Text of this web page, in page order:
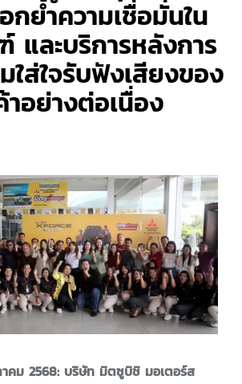
กย้ำความเชื่อมั่นใน
ละบริการหลังการ
ใส่ใจรับฟังเสียงของ
อย่างต่อเนื่อง
คม 2568: บริษัท มิตซูบิชิ มอเตอร์ส